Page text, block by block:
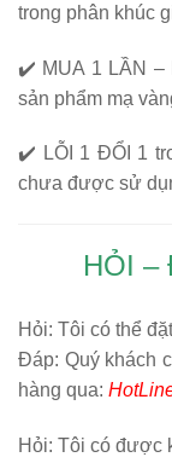
trong phân khúc
✔️ MUA 1 LẦN –
sản phẩm mạ
✔️ LỖI 1 ĐỔI 1
chưa được sử
HỎI –
Hỏi: Tôi có thể
Đáp: Quý khách
hàng qua:
Hỏi: Tôi có được